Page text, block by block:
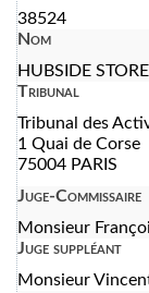
38524
Nom
HUBSIDE
Tribunal
Tribunal des
1 Quai de Corse
75004 PARIS
Juge-Commissaire
Monsieur
Juge suppléant
Monsieur